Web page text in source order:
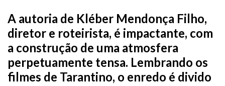
A autoria de Kléber Mendonça Filho,
diretor e roteirista, é impactante, com
a construção de uma atmosfera
perpetuamente tensa. Lembrando os
filmes de Tarantino, o enredo é divido